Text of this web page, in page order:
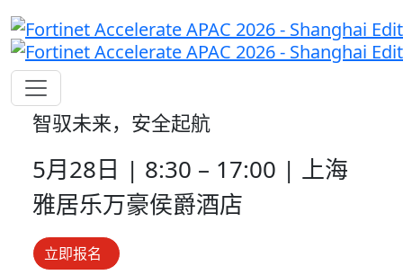
智驭未来，安全起航
5月28日 | 8:30 – 17:00 | 上海
雅居乐万豪侯爵酒店
立即报名